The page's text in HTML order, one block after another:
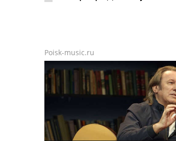
Poisk-music.ru